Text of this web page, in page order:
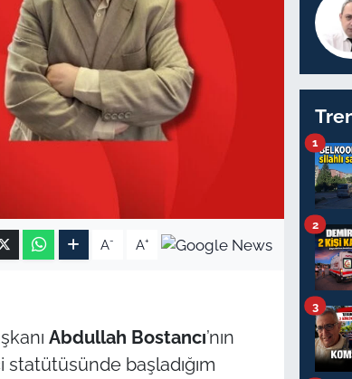
A- A+
Abdullah Bostancı’nın
başladığım
1
2
3